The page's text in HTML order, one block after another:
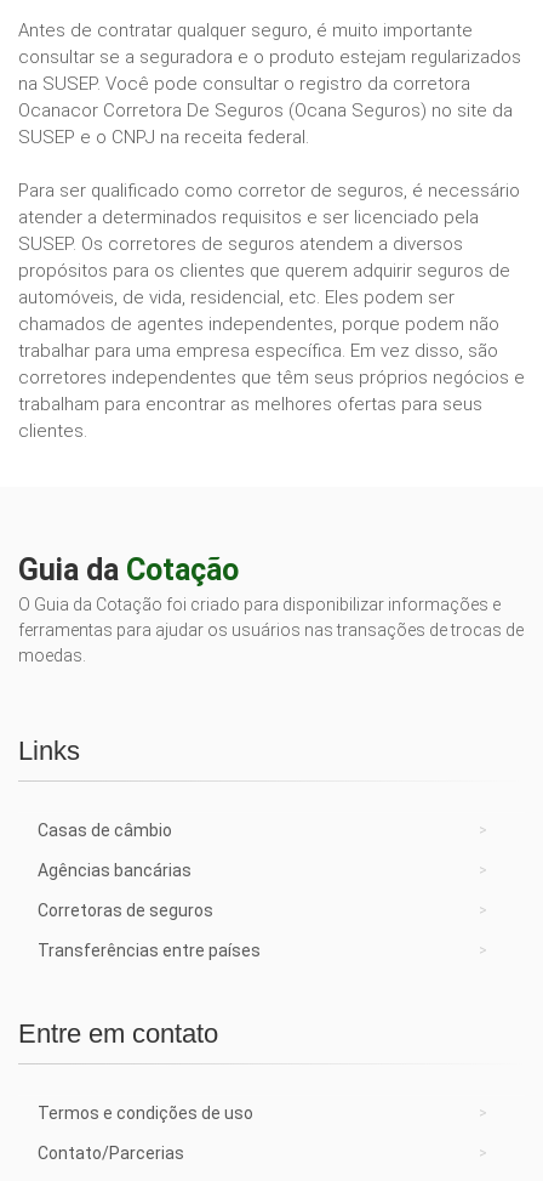
Antes de contratar qualquer seguro, é muito importante
consultar se a seguradora e o produto estejam regularizados
na SUSEP. Você pode consultar o registro da corretora
Ocanacor Corretora De Seguros (Ocana Seguros) no site da
SUSEP e o CNPJ na receita federal.
Para ser qualificado como corretor de seguros, é necessário
atender a determinados requisitos e ser licenciado pela
SUSEP. Os corretores de seguros atendem a diversos
propósitos para os clientes que querem adquirir seguros de
automóveis, de vida, residencial, etc. Eles podem ser
chamados de agentes independentes, porque podem não
trabalhar para uma empresa específica. Em vez disso, são
corretores independentes que têm seus próprios negócios e
trabalham para encontrar as melhores ofertas para seus
clientes.
Guia da Cotação
O Guia da Cotação foi criado para disponibilizar informações e
ferramentas para ajudar os usuários nas transações de trocas de
moedas.
Links
Casas de câmbio
Agências bancárias
Corretoras de seguros
Transferências entre países
Entre em contato
Termos e condições de uso
Contato/Parcerias